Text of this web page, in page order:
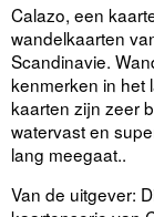
Calazo, een
wandelkaarten
Scandinavie.
kenmerken in het
kaarten zijn zeer
watervast en
lang meegaat..
Van de uitgever: